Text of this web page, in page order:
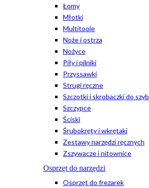
Łomy
Młotki
Multitoole
Noże i ostrza
Nożyce
Piły i pilniki
Przyssawki
Strugi ręczne
Szczotki i skrobaczki do szyb
Szczypce
Ściski
Śrubokręty i wkrętaki
Zestawy narzędzi ręcznych
Zszywacze i nitownice
Osprzęt do narzędzi
Osprzęt do frezarek